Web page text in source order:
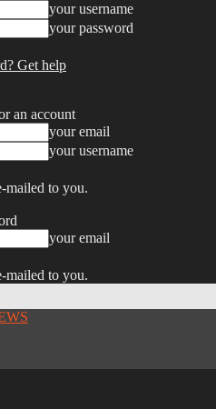
your username
your password
Get help
an account
your email
your username
mailed to you.
your email
mailed to you.